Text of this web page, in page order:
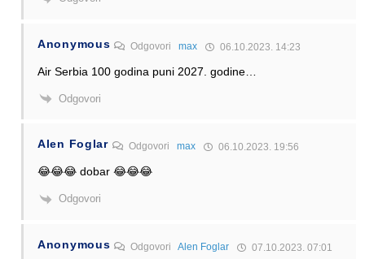
Anonymous Odgovorimax 06.10.2023. 14:23
Air Serbia 100 godina puni 2027. godine…
Odgovori
Alen Foglar Odgovori max 06.10.2023. 19:56
😂😂😂 dobar 😂😂😂
Odgovori
Anonymous OdgovoriAlen Foglar 07.10.2023. 07:01